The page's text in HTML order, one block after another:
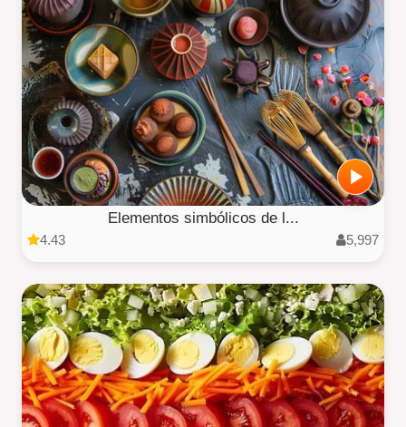
Elementos simbólicos de l...
4.43 5,997